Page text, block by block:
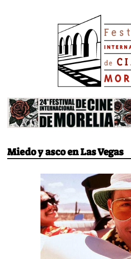
Image
Miedo y asco en Las Vegas